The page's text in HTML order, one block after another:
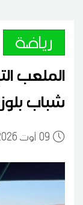
رياضة
الملعب
شباب
0921:17 2026 أوت